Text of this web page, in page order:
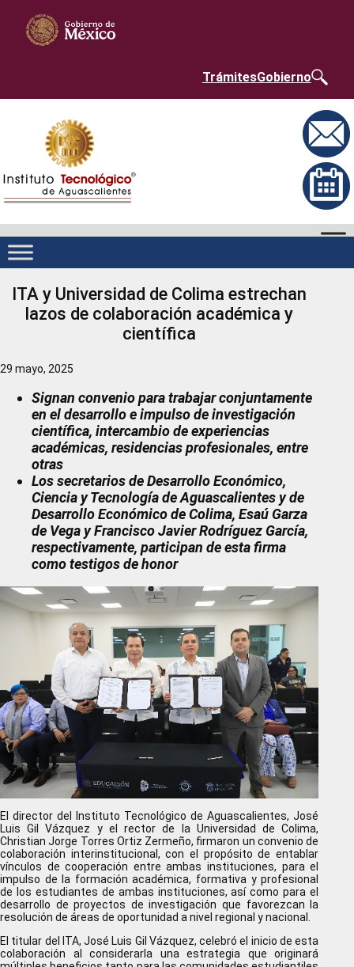
contenido
TrámitesGobierno
ITA y Universidad de Colima estrechan
lazos de colaboración académica y
científica
29 mayo, 2025
Signan convenio para trabajar conjuntamente
en el desarrollo e impulso de investigación
científica, intercambio de experiencias
académicas, residencias profesionales, entre
otras
Los secretarios de Desarrollo Económico,
Ciencia y Tecnología de Aguascalientes y de
Desarrollo Económico de Colima, Esaú Garza
de Vega y Francisco Javier Rodríguez García,
respectivamente, participan de esta firma
como testigos de honor
El director del Instituto Tecnológico de Aguascalientes, José
Luis Gil Vázquez y el rector de la Universidad de Colima,
Christian Jorge Torres Ortiz Zermeño, firmaron un convenio de
colaboración interinstitucional, con el propósito de entablar
vínculos de cooperación entre ambas instituciones, para el
impulso de la formación académica, formativa y profesional
de los estudiantes de ambas instituciones, así como para el
desarrollo de proyectos de investigación que favorezcan la
resolución de áreas de oportunidad a nivel regional y nacional.
El titular del ITA, José Luis Gil Vázquez, celebró el inicio de esta
colaboración al considerarla una estrategia que originará